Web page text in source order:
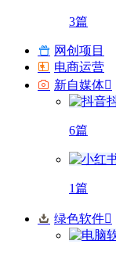
3篇
网创项目
电商运营
新自媒体
6篇
1篇
绿色软件